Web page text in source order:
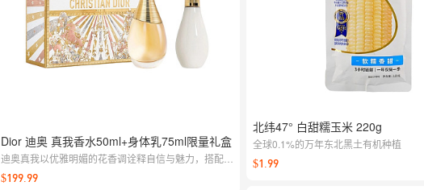
Dior 迪奥 真我香水50ml+身体乳75ml限量礼盒
迪奥真我以优雅明媚的花香调诠释自信与魅力，搭配同
香型身体乳，层叠香氛更具质感；质感礼盒，犒赏自己
或赠予挚爱都体面。
$199.99
北纬47° 白甜糯玉米 220g
全球0.1%的万年东北黑土有机种植
$1.99